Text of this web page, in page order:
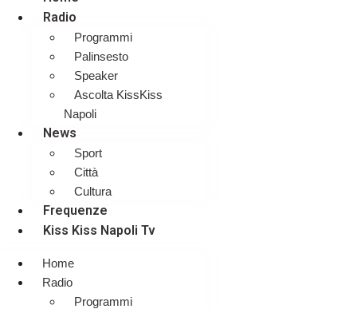
Radio
Programmi
Palinsesto
Speaker
Ascolta KissKiss
Napoli
News
Sport
Città
Cultura
Frequenze
Kiss Kiss Napoli Tv
Home
Radio
Programmi